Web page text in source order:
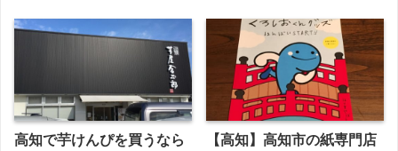
高知で芋けんぴを買うなら
【高知】高知市の紙専門店